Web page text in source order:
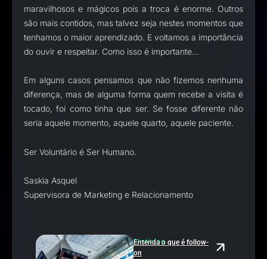
maravilhosos e mágicos pois a troca é enorme. Outros
são mais contidos, mas talvez seja nestes momentos que
tenhamos o maior aprendizado. E voltamos a importância
do ouvir e respeitar. Como isso é importante…
Em alguns casos pensamos que não fizemos nenhuma
diferença, mas de alguma forma quem recebe a visita é
tocado, foi como tinha que ser. Se fosse diferente não
seria aquele momento, aquele quarto, aquele paciente.
Ser Voluntário é Ser Humano.
Saskia Asquel
Supervisora de Marketing e Relacionamento
Notícias
Entenda o que é follow-
on